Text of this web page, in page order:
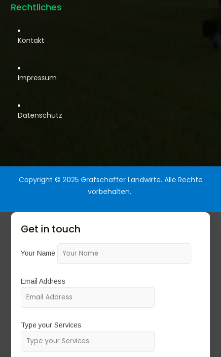
Rechtliches

Kontakt

Impressum

Datenschutz
Copyright © 2025 Grafschafter Landwirte. Alle Rechte
vorbehalten.
Get in touch
Your Name
Email Address
Type your Services